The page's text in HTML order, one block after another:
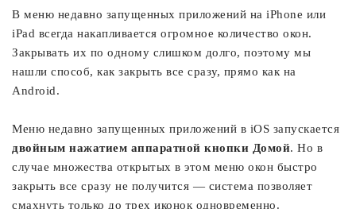
В меню недавно запущенных приложений на iPhone или
iPad всегда накапливается огромное количество окон.
Закрывать их по одному слишком долго, поэтому мы
нашли способ, как закрыть все сразу, прямо как на
Android.
Меню недавно запущенных приложений в iOS запускается
двойным нажатием аппаратной кнопки Домой. Но в
случае множества открытых в этом меню окон быстро
закрыть все сразу не получится — система позволяет
смахнуть только до трех иконок одновременно.